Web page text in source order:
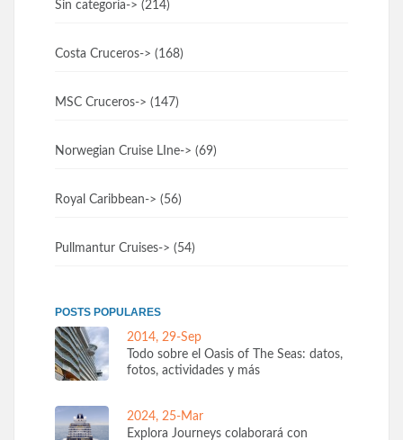
Sin categoría-> (214)
Costa Cruceros-> (168)
MSC Cruceros-> (147)
Norwegian Cruise LIne-> (69)
Royal Caribbean-> (56)
Pullmantur Cruises-> (54)
POSTS POPULARES
2014, 29-Sep
Todo sobre el Oasis of The Seas: datos,
fotos, actividades y más
2024, 25-Mar
Explora Journeys colaborará con